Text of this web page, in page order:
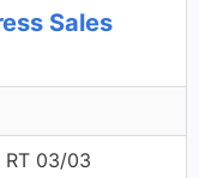
Sales
RT 03/03